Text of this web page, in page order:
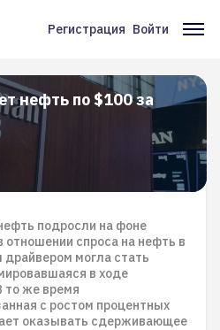
Меню
учётной
записи
пользователя
Регистрация Войти
нефть по $100 за
подросли на фоне
спроса на нефть в
могла стать
в ходе
то же время
с ростом процентных
оказывать сдерживающее